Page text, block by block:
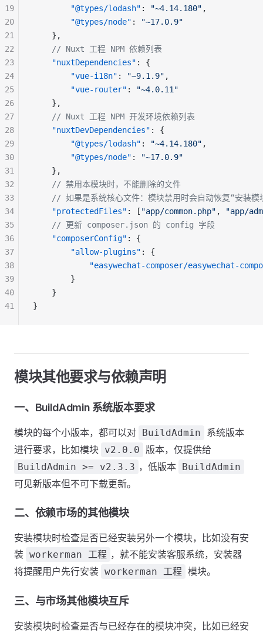
        "@types/lodash"
: "~4.14.180" ,
        "@types/node"
:
"~17.0.9"
    },
    // Nuxt 工程 NPM 依赖列表
    "nuxtDependencies"
: {
        "vue-i18n"
: "~9.1.9" ,
        "vue-router"
:
"~4.0.11"
    },
    // Nuxt 工程 NPM 开发环境依赖列表
    "nuxtDevDependencies"
: {
        "@types/lodash"
: "~4.14.180" ,
        "@types/node"
:
"~17.0.9"
    },
    // 禁用本模块时，不能删除的文件
// 如果是系统核心文件：模块禁用时会自动恢复“安装
    "protectedFiles"
: [ "app/common.php" ,
"app/
    // 更新 composer.json 的 config 字段
    "composerConfig"
: {
        "allow-plugins"
: {
"easywechat-composer/easywechat-
        }
    }
}
19
20
21
22
23
24
25
26
27
28
29
30
31
32
33
34
35
36
37
38
39
40
41
模块其他要求与依赖声明
一、BuildAdmin 系统版本要求
模块的每个小版本，都可以对 BuildAdmin
系统版本
进行要求，比如模块 v2.0.0 版本，仅提供给
BuildAdmin >= v2.3.3 ，低版本 BuildAdmin
可见新版本但不可下载更新。
二、依赖市场的其他模块
安装模块时检查是否已经安装另外一个模块，比如没有安
装 workerman 工程 ，就不能安装客服系统，安装器
将提醒用户先行安装 workerman 工程 模块。
三、与市场其他模块互斥
安装模块时检查是否与已经存在的模块冲突，比如已经安